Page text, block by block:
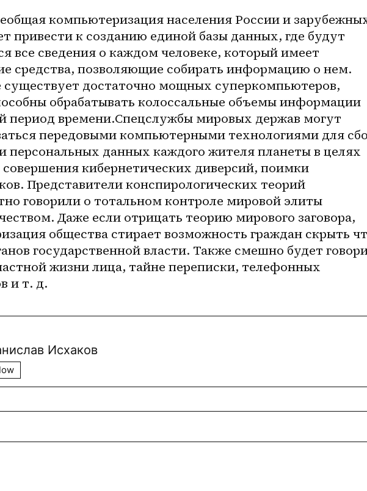
привести к созданию единой базы данных, где будут
все сведения о каждом человеке, который имеет
средства, позволяющие собирать информацию о нем.
существует достаточно мощных суперкомпьютеров,
обрабатывать колоссальные объемы информации
период времени.Спецслужбы мировых держав могут
передовыми компьютерными технологиями для
персональных данных каждого жителя планеты в целях
кибернетических диверсий, поимки
Представители конспирологических теорий
говорили о тотальном контроле мировой элиты
Даже если отрицать теорию мирового заговора,
общества стирает возможность граждан скрыть
государственной власти. Также смешно будет
жизни лица, тайне переписки, телефонных
и т. д.
Исхаков